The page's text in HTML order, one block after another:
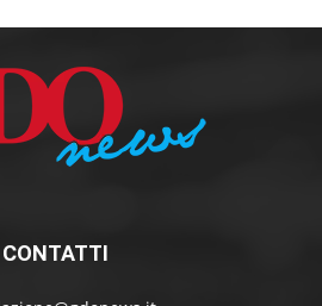
CONTATTI